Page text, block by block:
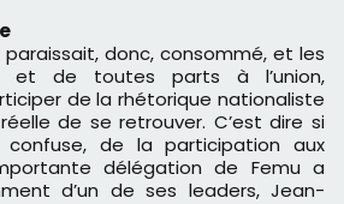
donc, consommé, et les
et de toutes parts à l’union,
de la rhétorique nationaliste
de se retrouver. C’est dire si
confuse, de la participation aux
délégation de Femu a
d’un de ses leaders, Jean-